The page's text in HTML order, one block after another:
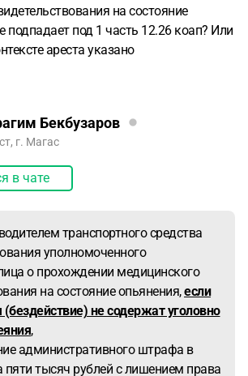
на состояние
подпадает под 1 часть 12.26 коап? Или
ареста указано
Бекбузаров
г. Магас
в чате
транспортного средства
уполномоченного
о прохождении медицинского
на состояние опьянения,если
(бездействие) не содержат уголовно
,
административного штрафа в
пяти тысяч рублей с лишением права